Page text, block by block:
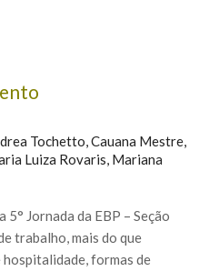
Tochetto, Cauana Mestre,
Luiza Rovaris, Mariana
Jornada da EBP – Seção
trabalho, mais do que
formas de